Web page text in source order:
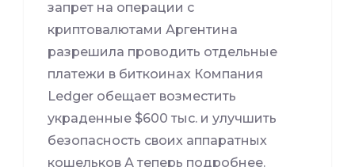
запрет на операции с
криптовалютами Аргентина
разрешила проводить отдельные
платежи в биткоинах Компания
Ledger обещает возместить
украденные $600 тыс. и улучшить
безопасность своих аппаратных
кошельков А теперь подробнее.